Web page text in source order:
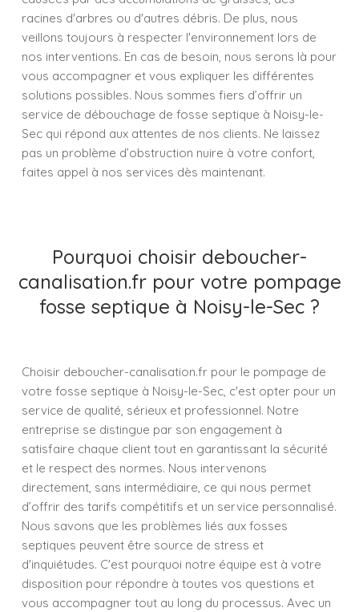
racines d'arbres ou d'autres débris. De plus, nous
veillons toujours à respecter l'environnement lors de
nos interventions. En cas de besoin, nous serons là pour
vous accompagner et vous expliquer les différentes
solutions possibles. Nous sommes fiers d’offrir un
service de débouchage de fosse septique à Noisy-le-
Sec qui répond aux attentes de nos clients. Ne laissez
pas un problème d’obstruction nuire à votre confort,
faites appel à nos services dès maintenant.
Pourquoi choisir deboucher-
canalisation.fr pour votre pompage
fosse septique à Noisy-le-Sec ?
Choisir deboucher-canalisation.fr pour le pompage de
votre fosse septique à Noisy-le-Sec, c'est opter pour un
service de qualité, sérieux et professionnel. Notre
entreprise se distingue par son engagement à
satisfaire chaque client tout en garantissant la sécurité
et le respect des normes. Nous intervenons
directement, sans intermédiaire, ce qui nous permet
d’offrir des tarifs compétitifs et un service personnalisé.
Nous savons que les problèmes liés aux fosses
septiques peuvent être source de stress et
d'inquiétudes. C'est pourquoi notre équipe est à votre
disposition pour répondre à toutes vos questions et
vous accompagner tout au long du processus. Avec un